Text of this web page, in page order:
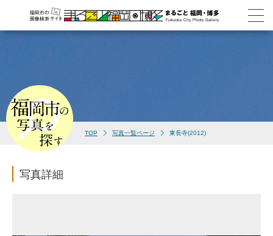
TOP 写真一覧ページ 東長寺(2012)
写真詳細